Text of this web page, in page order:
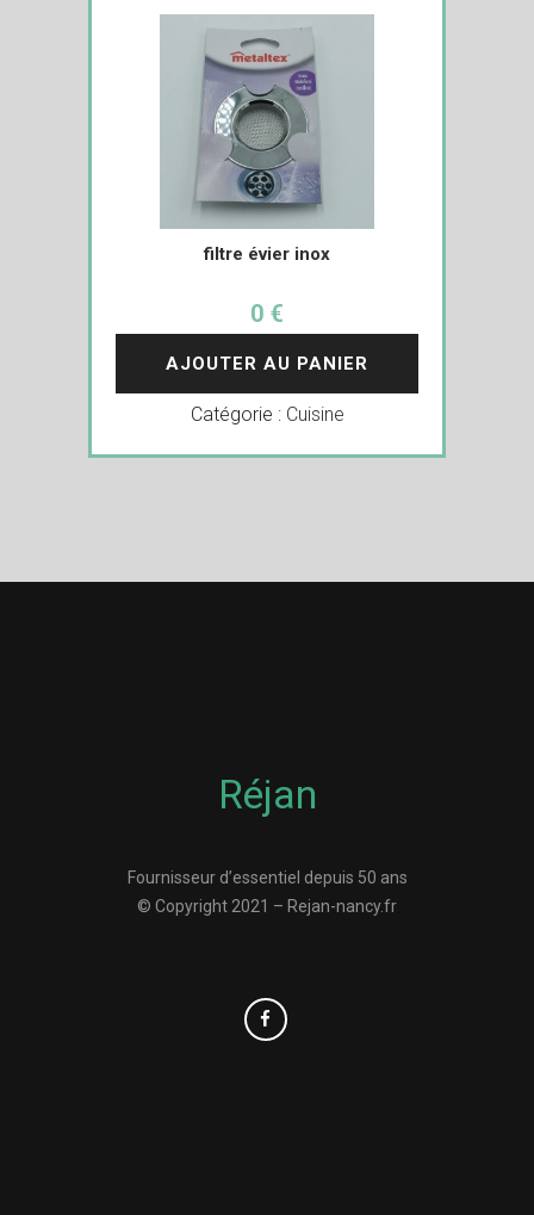
filtre évier inox
0 €
AJOUTER AU PANIER
Catégorie : Cuisine
Réjan
Fournisseur d’essentiel depuis 50 ans
© Copyright 2021 – Rejan-nancy.fr